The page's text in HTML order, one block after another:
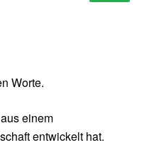
Worte.
einem
entwickelt hat.